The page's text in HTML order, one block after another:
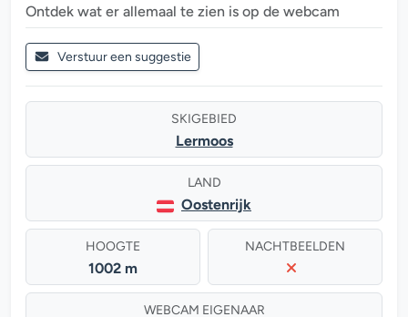
Ontdek wat er allemaal te zien is op de webcam
Verstuur een suggestie
SKIGEBIED
Lermoos
LAND
Oostenrijk
HOOGTE
1002 m
NACHTBEELDEN
WEBCAM EIGENAAR